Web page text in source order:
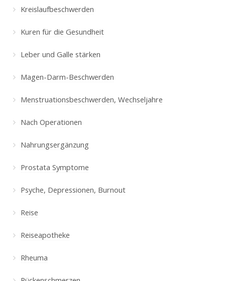
Kreislaufbeschwerden
Kuren für die Gesundheit
Leber und Galle stärken
Magen-Darm-Beschwerden
Menstruationsbeschwerden, Wechseljahre
Nach Operationen
Nahrungsergänzung
Prostata Symptome
Psyche, Depressionen, Burnout
Reise
Reiseapotheke
Rheuma